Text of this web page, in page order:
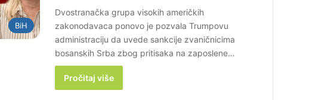
BiH
Dvostranačka grupa visokih američkih
zakonodavaca ponovo je pozvala Trumpovu
administraciju da uvede sankcije zvaničnicima
bosanskih Srba zbog pritisaka na zaposlene…
Pročitaj više